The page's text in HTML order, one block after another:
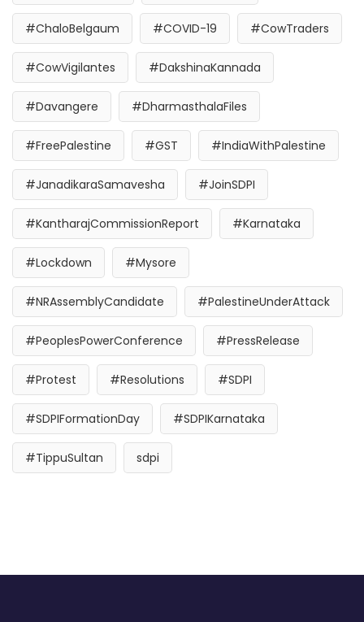
#ChaloBelgaum #COVID-19 #CowTraders
#CowVigilantes #DakshinaKannada
#Davangere #DharmasthalaFiles
#FreePalestine #GST #IndiaWithPalestine
#JanadikaraSamavesha #JoinSDPI
#KantharajCommissionReport #Karnataka
#Lockdown #Mysore
#NRAssemblyCandidate #PalestineUnderAttack
#PeoplesPowerConference #PressRelease
#Protest #Resolutions #SDPI
#SDPIFormationDay #SDPIKarnataka
#TippuSultan sdpi